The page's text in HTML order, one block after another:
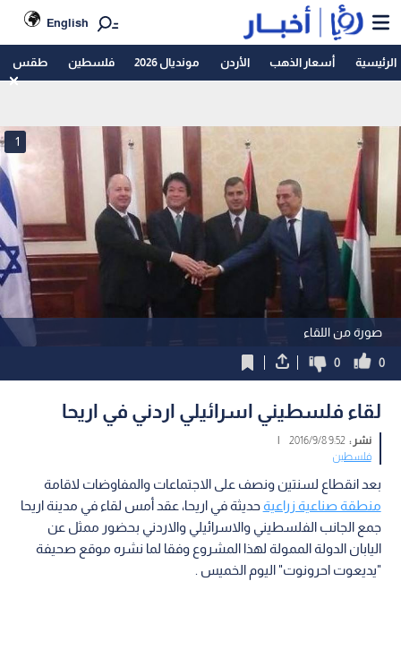
English
الرئيسية أسعار الذهب الأردن مونديال 2026 فلسطين طقس
صورة من اللقاء
1
0
0
لقاء فلسطيني اسرائيلي اردني في اريحا
نشر :9:52 2016/9/8
|
فلسطين
بعد انقطاع لسنتين ونصف على الاجتماعات والمفاوضات لاقامة
منطقة صناعية زراعيةحديثة في اريحا، عقد أمس لقاء في مدينة اريحا
جمع الجانب الفلسطيني والاسرائيلي والاردني بحضور ممثل عن
اليابان الدولة الممولة لهذا المشروع وفقا لما نشره موقع صحيفة
"يديعوت احرونوت" اليوم الخميس .